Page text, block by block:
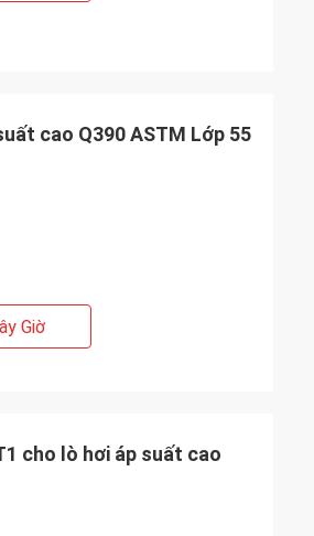
cao Q390 ASTM Lớp 55
Giờ
cho lò hơi áp suất cao